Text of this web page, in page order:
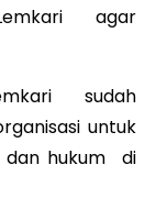
agar
sudah
untuk
dan hukum di